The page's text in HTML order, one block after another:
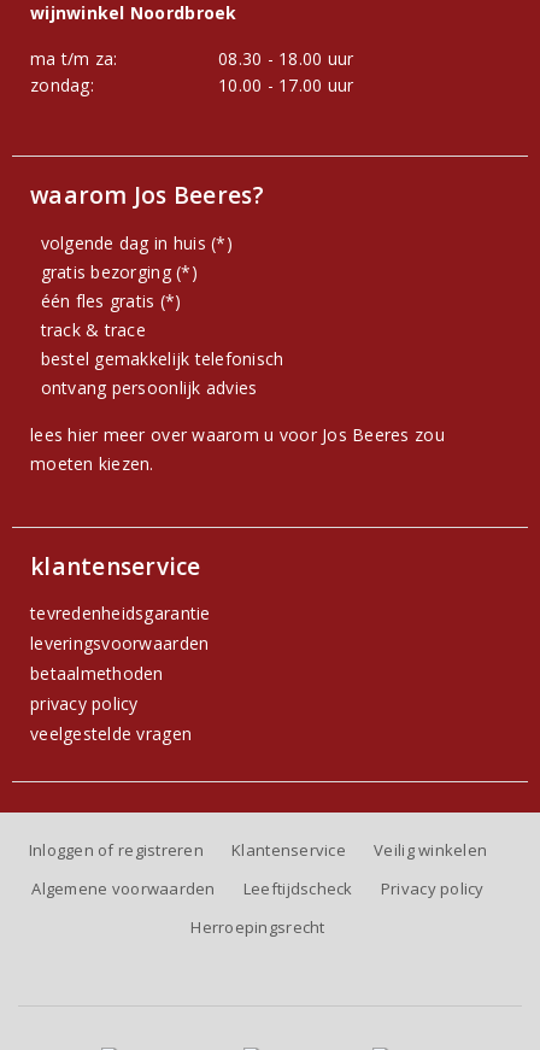
wijnwinkel Noordbroek
ma t/m za:
08.30 - 18.00 uur
zondag:
10.00 - 17.00 uur
waarom Jos Beeres?
volgende dag in huis (*)
gratis bezorging (*)
één fles gratis (*)
track & trace
bestel gemakkelijk telefonisch
ontvang persoonlijk advies
lees hier meer over waarom u voor Jos Beeres zou
moeten kiezen.
klantenservice
tevredenheidsgarantie
leveringsvoorwaarden
betaalmethoden
privacy policy
veelgestelde vragen
Inloggen of registreren Klantenservice
Veilig winkelen
Algemene voorwaarden
Leeftijdscheck
Privacy policy
Herroepingsrecht